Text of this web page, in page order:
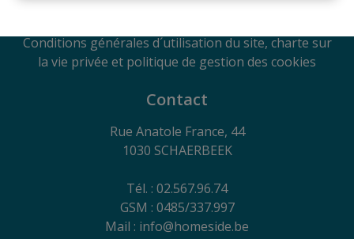
RC Professionnelle et Cautionnement via Axa
Conditions générales d´utilisation du site, charte sur
la vie privée et politique de gestion des cookies
Contact
Rue Anatole France, 44
1030 SCHAERBEEK
Tél. : 02.567.96.74
GSM : 0485/337.997
Mail : info@homeside.be